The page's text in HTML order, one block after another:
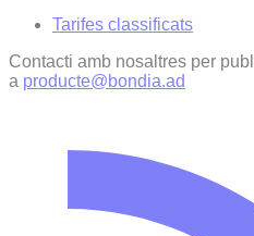
Tarifes classificats
Contacti amb nosaltres per
a producte@bondia.ad